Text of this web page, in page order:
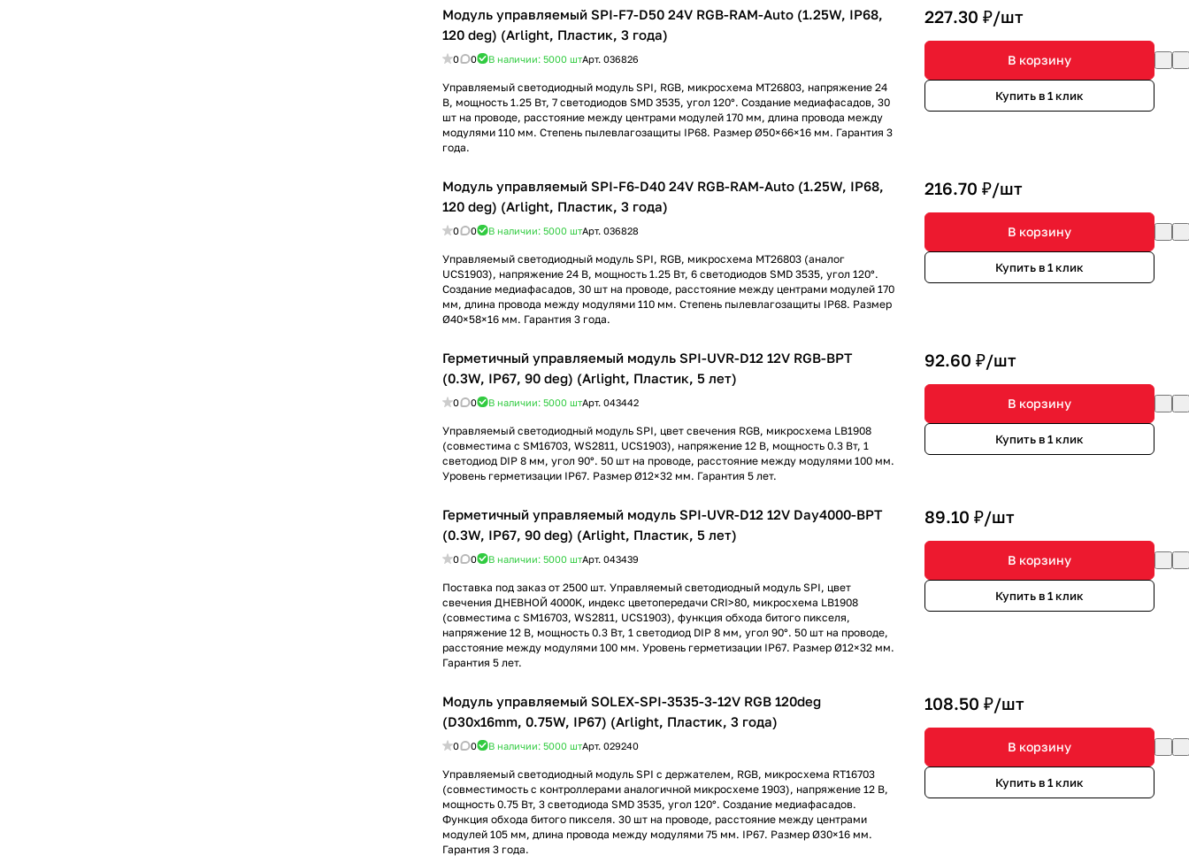
Модуль управляемый SPI-F7-D50 24V RGB-RAM-Auto (1.25W, IP68,
120 deg) (Arlight, Пластик, 3 года)
0 0 В наличии: 5000 штАрт. 036826
Управляемый светодиодный модуль SPI, RGB, микросхема MT26803, напряжение 24
В, мощность 1.25 Вт, 7 светодиодов SMD 3535, угол 120°. Создание медиафасадов, 30
шт на проводе, расстояние между центрами модулей 170 мм, длина провода между
модулями 110 мм. Степень пылевлагозащиты IP68. Размер Ø50×66×16 мм. Гарантия 3
года.
227.30 ₽/шт
В корзину
Купить в 1 клик
Модуль управляемый SPI-F6-D40 24V RGB-RAM-Auto (1.25W, IP68,
120 deg) (Arlight, Пластик, 3 года)
0 0 В наличии: 5000 штАрт. 036828
Управляемый светодиодный модуль SPI, RGB, микросхема МТ26803 (аналог
UCS1903), напряжение 24 В, мощность 1.25 Вт, 6 светодиодов SMD 3535, угол 120°.
Создание медиафасадов, 30 шт на проводе, расстояние между центрами модулей 170
мм, длина провода между модулями 110 мм. Степень пылевлагозащиты IP68. Размер
Ø40×58×16 мм. Гарантия 3 года.
216.70 ₽/шт
В корзину
Купить в 1 клик
Герметичный управляемый модуль SPI-UVR-D12 12V RGB-BPT
(0.3W, IP67, 90 deg) (Arlight, Пластик, 5 лет)
0 0 В наличии: 5000 штАрт. 043442
Управляемый светодиодный модуль SPI, цвет свечения RGB, микросхема LB1908
(совместима с SM16703, WS2811, UCS1903), напряжение 12 В, мощность 0.3 Вт, 1
светодиод DIP 8 мм, угол 90°. 50 шт на проводе, расстояние между модулями 100 мм.
Уровень герметизации IP67. Размер Ø12×32 мм. Гарантия 5 лет.
92.60 ₽/шт
В корзину
Купить в 1 клик
Герметичный управляемый модуль SPI-UVR-D12 12V Day4000-BPT
(0.3W, IP67, 90 deg) (Arlight, Пластик, 5 лет)
0 0 В наличии: 5000 штАрт. 043439
Поставка под заказ от 2500 шт. Управляемый светодиодный модуль SPI, цвет
свечения ДНЕВНОЙ 4000K, индекс цветопередачи CRI>80, микросхема LB1908
(совместима с SM16703, WS2811, UCS1903), функция обхода битого пикселя,
напряжение 12 В, мощность 0.3 Вт, 1 светодиод DIP 8 мм, угол 90°. 50 шт на проводе,
расстояние между модулями 100 мм. Уровень герметизации IP67. Размер Ø12×32 мм.
Гарантия 5 лет.
89.10 ₽/шт
В корзину
Купить в 1 клик
Модуль управляемый SOLEX-SPI-3535-3-12V RGB 120deg
(D30x16mm, 0.75W, IP67) (Arlight, Пластик, 3 года)
0 0 В наличии: 5000 штАрт. 029240
Управляемый светодиодный модуль SPI с держателем, RGB, микросхема RТ16703
(совместимость с контроллерами аналогичной микросхеме 1903), напряжение 12 В,
мощность 0.75 Вт, 3 светодиода SMD 3535, угол 120°. Создание медиафасадов.
Функция обхода битого пикселя. 30 шт на проводе, расстояние между центрами
модулей 105 мм, длина провода между модулями 75 мм. IP67. Размер Ø30×16 мм.
Гарантия 3 года.
108.50 ₽/шт
В корзину
Купить в 1 клик